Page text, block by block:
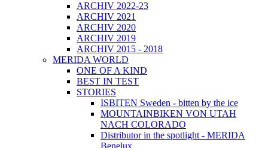
ARCHIV 2022-23
ARCHIV 2021
ARCHIV 2020
ARCHIV 2019
ARCHIV 2015 - 2018
MERIDA WORLD
ONE OF A KIND
BEST IN TEST
STORIES
ISBITEN Sweden - bitten by the ice
MOUNTAINBIKEN VON UTAH
NACH COLORADO
Distributor in the spotlight - MERIDA
Benelux